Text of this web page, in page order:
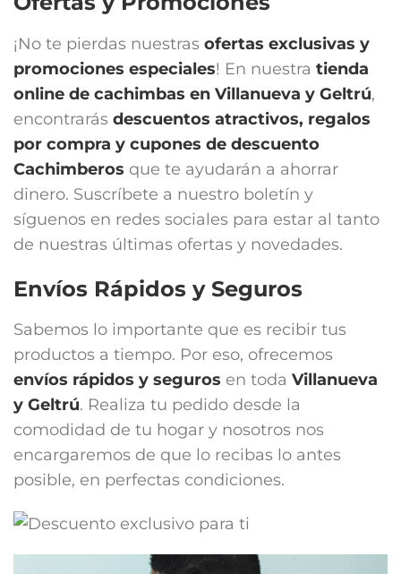
¡No te pierdas nuestras ofertas exclusivas y
promociones especiales! En nuestra tienda
online de cachimbas en Villanueva y Geltrú,
encontrarás descuentos atractivos, regalos
por compra y cupones de descuento
Cachimberos que te ayudarán a ahorrar
dinero. Suscríbete a nuestro boletín y
síguenos en redes sociales para estar al tanto
de nuestras últimas ofertas y novedades.
Envíos Rápidos y Seguros
Sabemos lo importante que es recibir tus
productos a tiempo. Por eso, ofrecemos
envíos rápidos y seguros en toda Villanueva
y Geltrú. Realiza tu pedido desde la
comodidad de tu hogar y nosotros nos
encargaremos de que lo recibas lo antes
posible, en perfectas condiciones.